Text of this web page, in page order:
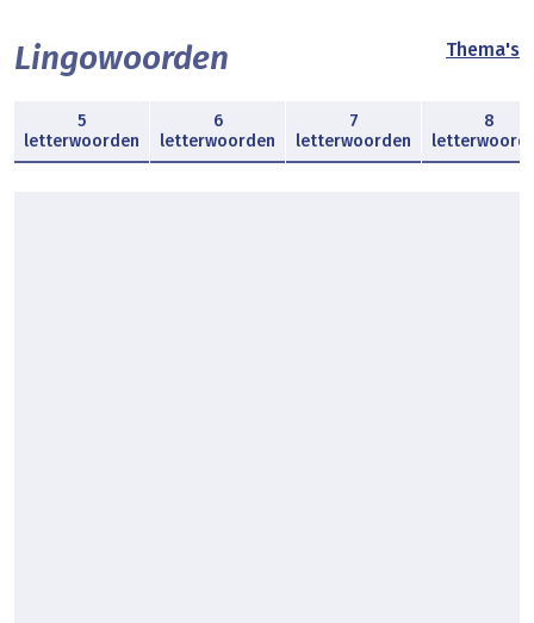
Lingowoorden Thema's
5
letterwoorden
6
letterwoorden
7
letterwoorden
8